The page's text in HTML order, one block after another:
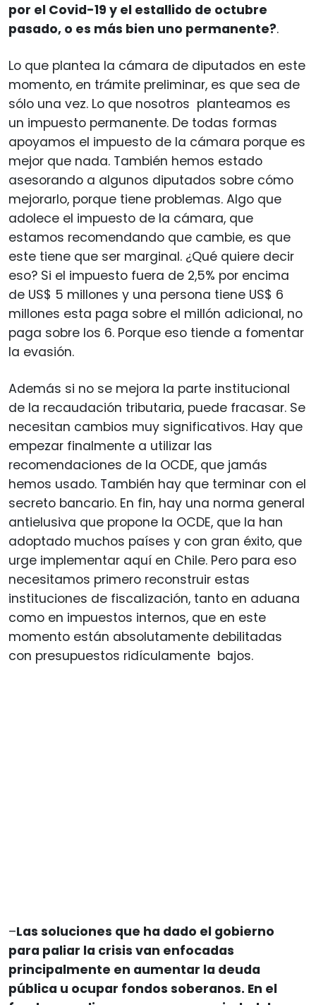
por el Covid-19 y el estallido de octubre
pasado, o es más bien uno permanente?.
Lo que plantea la cámara de diputados en este
momento, en trámite preliminar, es que sea de
sólo una vez. Lo que nosotros planteamos es
un impuesto permanente. De todas formas
apoyamos el impuesto de la cámara porque es
mejor que nada. También hemos estado
asesorando a algunos diputados sobre cómo
mejorarlo, porque tiene problemas. Algo que
adolece el impuesto de la cámara, que
estamos recomendando que cambie, es que
este tiene que ser marginal. ¿Qué quiere decir
eso? Si el impuesto fuera de 2,5% por encima
de US$ 5 millones y una persona tiene US$ 6
millones esta paga sobre el millón adicional, no
paga sobre los 6. Porque eso tiende a fomentar
la evasión.
Además si no se mejora la parte institucional
de la recaudación tributaria, puede fracasar. Se
necesitan cambios muy significativos. Hay que
empezar finalmente a utilizar las
recomendaciones de la OCDE, que jamás
hemos usado. También hay que terminar con el
secreto bancario. En fin, hay una norma general
antielusiva que propone la OCDE, que la han
adoptado muchos países y con gran éxito, que
urge implementar aquí en Chile. Pero para eso
necesitamos primero reconstruir estas
instituciones de fiscalización, tanto en aduana
como en impuestos internos, que en este
momento están absolutamente debilitadas
con presupuestos ridículamente bajos.
–Las soluciones que ha dado el gobierno
para paliar la crisis van enfocadas
principalmente en aumentar la deuda
pública u ocupar fondos soberanos. En el